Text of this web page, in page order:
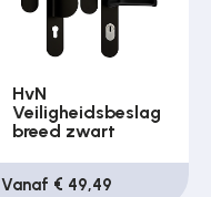
HvN
Veiligheidsbeslag
breed zwart
Vanaf € 49,49